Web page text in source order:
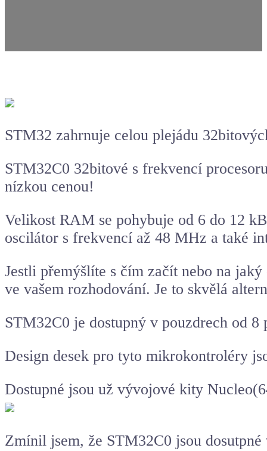
STM32 zahrnuje celou plejádu
STM32C0 32bitové s frekvencí
nízkou cenou!
Velikost RAM se pohybuje od 6 do 12
oscilátor s frekvencí až 48 MHz a také
Jestli přemýšlíte s čím začít nebo na
ve vašem rozhodování. Je to skvělá
STM32C0 je dostupný v pouzdrech od 8
Design desek pro tyto mikrokontroléry
Dostupné jsou už vývojové kity
Zmínil jsem, že STM32C0 jsou